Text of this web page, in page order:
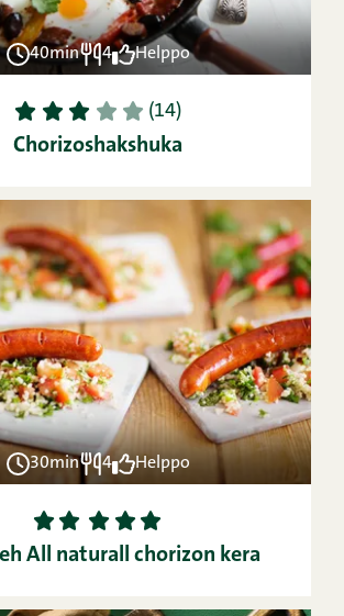
40min 4 Helppo
1 2 3 4 5 (14)
Chorizoshakshuka
30min 4 Helppo
1 2 3 4
5
All naturall chorizon kera